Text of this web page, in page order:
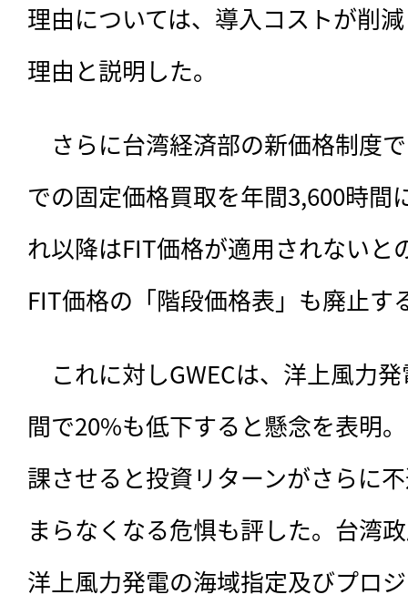
理由については、導入コストが削
理由と説明した。
さらに台湾経済部の新価格制度
での固定価格買取を年間3,600時間
れ以降はFIT価格が適用されないと
FIT価格の「階段価格表」も廃止す
これに対しGWECは、洋上風力
間で20%も低下すると懸念を表明
課させると投資リターンがさらに
まらなくなる危惧も評した。台湾
洋上風力発電の海域指定及びプロ